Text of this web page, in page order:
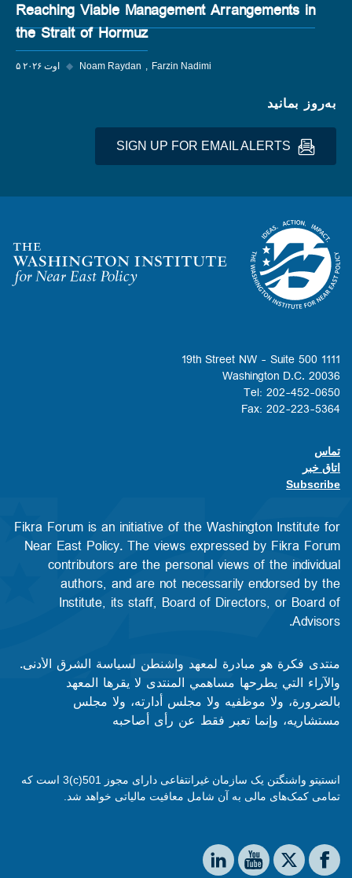
Reaching Viable Management Arrangements in
the Strait of Hormuz
۵ اوت ۲۰۲۶ ◆ Noam Raydan Farzin Nadimi
به‌روز بمانید
Homepage
1111 19th Street NW - Suite 500
Washington D.C. 20036
Tel: 202-452-0650
Fax: 202-223-5364
Footer contact links
تماس
اتاق خبر
Subscribe
Fikra Forum is an initiative of the Washington Institute for
Near East Policy. The views expressed by Fikra Forum
contributors are the personal views of the individual
authors, and are not necessarily endorsed by the
Institute, its staff, Board of Directors, or Board of
Advisors.​​
منتدى فكرة هو مبادرة لمعهد واشنطن لسياسة الشرق الأدنى.
والآراء التي يطرحها مساهمي المنتدى لا يقرها المعهد
بالضرورة، ولا موظفيه ولا مجلس أدارته، ولا مجلس
مستشاريه، وإنما تعبر فقط عن رأى أصاحبه
انستیتو واشنگتن یک سازمان غیرانتفاعی دارای مجوز 501(c)3 است که
تمامی کمک‌های مالی به آن شامل معافیت مالیاتی خواهد شد.
Social media
The Washington Institute on Facebook
The Washington Institute on X
The Washington Institute on YouTube
The Washington Institute on LinkedIn